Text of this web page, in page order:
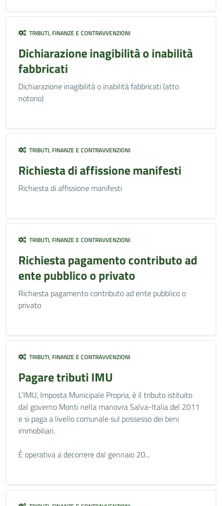
TRIBUTI, FINANZE E CONTRAVVENZIONI
Dichiarazione inagibilità o inabilità
fabbricati
Dichiarazione inagibilità o inabilità fabbricati (atto
notorio)
TRIBUTI, FINANZE E CONTRAVVENZIONI
Richiesta di affissione manifesti
Richiesta di affissione manifesti
TRIBUTI, FINANZE E CONTRAVVENZIONI
Richiesta pagamento contributo ad
ente pubblico o privato
Richiesta pagamento contributo ad ente pubblico o
privato
TRIBUTI, FINANZE E CONTRAVVENZIONI
Pagare tributi IMU
L’IMU, Imposta Municipale Propria, è il tributo istituito
dal governo Monti nella manovra Salva-Italia del 2011
e si paga a livello comunale sul possesso dei beni
immobiliari.
È operativa a decorrere dal gennaio 20...